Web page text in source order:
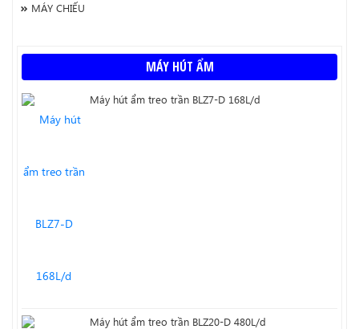
MÁY CHIẾU
MÁY HÚT ẨM
Máy hút ẩm treo trần BLZ7-D 168L/d
Máy hút ẩm treo trần BLZ20-D 480L/d